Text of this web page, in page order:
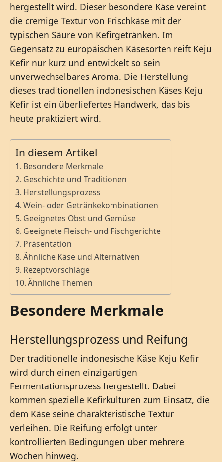
hergestellt wird. Dieser besondere Käse vereint
die cremige Textur von Frischkäse mit der
typischen Säure von Kefirgetränken. Im
Gegensatz zu europäischen Käsesorten reift Keju
Kefir nur kurz und entwickelt so sein
unverwechselbares Aroma. Die Herstellung
dieses traditionellen indonesischen Käses Keju
Kefir ist ein überliefertes Handwerk, das bis
heute praktiziert wird.
In diesem Artikel
Besondere Merkmale
Geschichte und Traditionen
Herstellungsprozess
Wein- oder Getränkekombinationen
Geeignetes Obst und Gemüse
Geeignete Fleisch- und Fischgerichte
Präsentation
Ähnliche Käse und Alternativen
Rezeptvorschläge
Ähnliche Themen
Besondere Merkmale
Herstellungsprozess und Reifung
Der traditionelle indonesische Käse Keju Kefir
wird durch einen einzigartigen
Fermentationsprozess hergestellt. Dabei
kommen spezielle Kefirkulturen zum Einsatz, die
dem Käse seine charakteristische Textur
verleihen. Die Reifung erfolgt unter
kontrollierten Bedingungen über mehrere
Wochen hinweg.